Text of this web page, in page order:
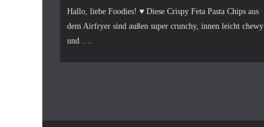
Hallo, liebe Foodies! ♥︎ Diese Crispy Feta Pasta Chips aus
dem Airfryer sind außen super crunchy, innen leicht chewy
und ….